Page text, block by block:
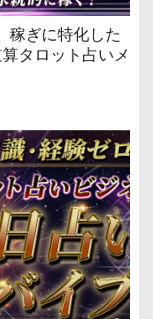
稼ぎに特化した
タロット占いメ